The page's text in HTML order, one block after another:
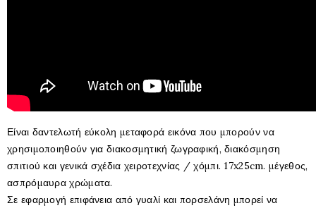
Είναι δαντελωτή εύκολη μεταφορά εικόνα που μπορούν να
χρησιμοποιηθούν για διακοσμητική ζωγραφική, διακόσμηση
σπιτιού και γενικά σχέδια χειροτεχνίας / χόμπι. 17x25cm. μέγεθος,
ασπρόμαυρα χρώματα.
Σε εφαρμογή επιφάνεια από γυαλί και πορσελάνη μπορεί να